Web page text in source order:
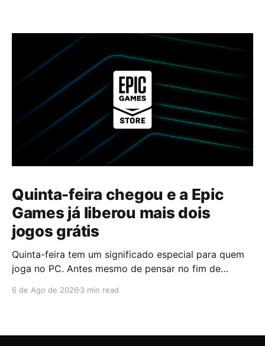
Quinta-feira chegou e a Epic
Games já liberou mais dois
jogos grátis
Quinta-feira tem um significado especial para quem
joga no PC. Antes mesmo de pensar no fim de
descobrir quais serão os próximos jogos a entrar na
diferentes,
6 de Ago de 2026 3 min read